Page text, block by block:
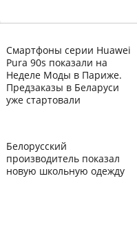
Смартфоны серии Huawei
Pura 90s показали на
Неделе Моды в Париже.
Предзаказы в Беларуси
уже стартовали
Белорусский
производитель показал
новую школьную одежду